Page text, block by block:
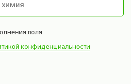
поля
конфиденциальности